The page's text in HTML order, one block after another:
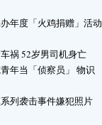
年度「火鸡捐赠」活动
祸 52岁男司机身亡
年当「侦察员」 物识
列袭击事件嫌犯照片